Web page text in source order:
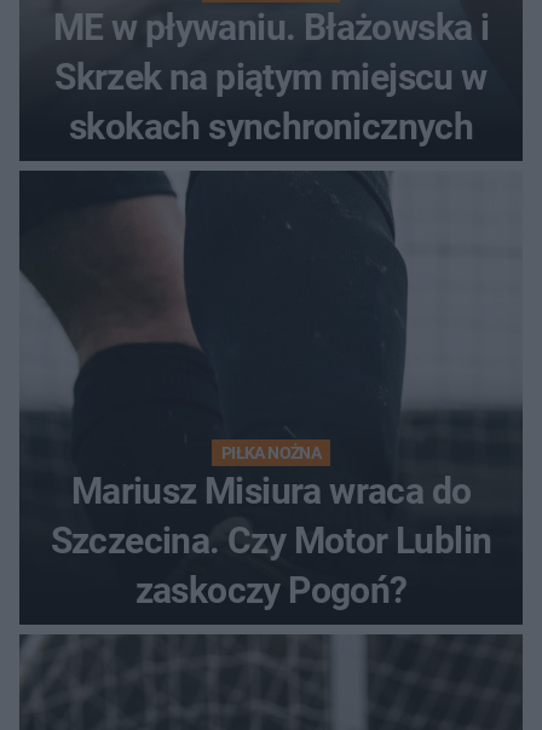
ME w pływaniu. Błażowska i
Skrzek na piątym miejscu w
skokach synchronicznych
PIŁKA NOŻNA
Mariusz Misiura wraca do
Szczecina. Czy Motor Lublin
zaskoczy Pogoń?